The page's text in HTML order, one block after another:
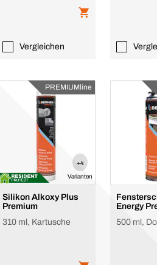
Vergleichen
PREMIUMline
+4
Varianten
Silikon Alkoxy Plus
Premium
310 ml, Kartusche
Energy
500 ml,